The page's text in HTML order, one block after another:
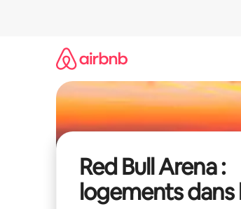
Red Bull Arena :
logements dans